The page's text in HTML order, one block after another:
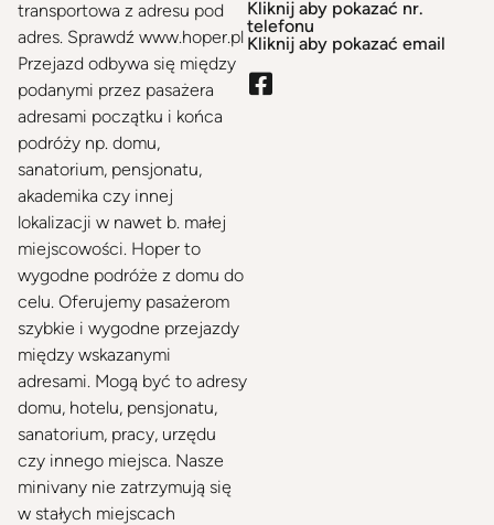
transportowa z adresu pod
adres. Sprawdź www.hoper.pl
Przejazd odbywa się między
podanymi przez pasażera
adresami początku i końca
podróży np. domu,
sanatorium, pensjonatu,
akademika czy innej
lokalizacji w nawet b. małej
miejscowości. Hoper to
wygodne podróże z domu do
celu. Oferujemy pasażerom
szybkie i wygodne przejazdy
między wskazanymi
adresami. Mogą być to adresy
domu, hotelu, pensjonatu,
sanatorium, pracy, urzędu
czy innego miejsca. Nasze
minivany nie zatrzymują się
w stałych miejscach
Kliknij aby pokazać nr.
telefonu
Kliknij aby pokazać email